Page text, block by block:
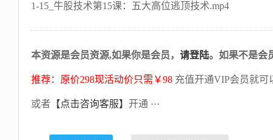
1-15_牛股技术第15课：五大高位逃顶技术.mp4
本资源是会员资源,如果你是会员， 请登陆。如果不是会
推荐：原价298现活动价只需￥98 充值开通VIP会员就可
或者 【点击咨询客服】 开通 ···